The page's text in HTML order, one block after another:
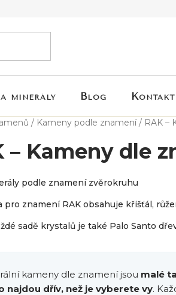
minerály Blog Kontakt
/ Kameny podle znamení / RAK –
– Kameny dle
podle znamení zvěrokruhu
pro znamení RAK obsahuje křišťál,
sadě krystalů je také Palo Santo
kameny dle znamení jsou malé
najdou dřív, než je vyberete vy.